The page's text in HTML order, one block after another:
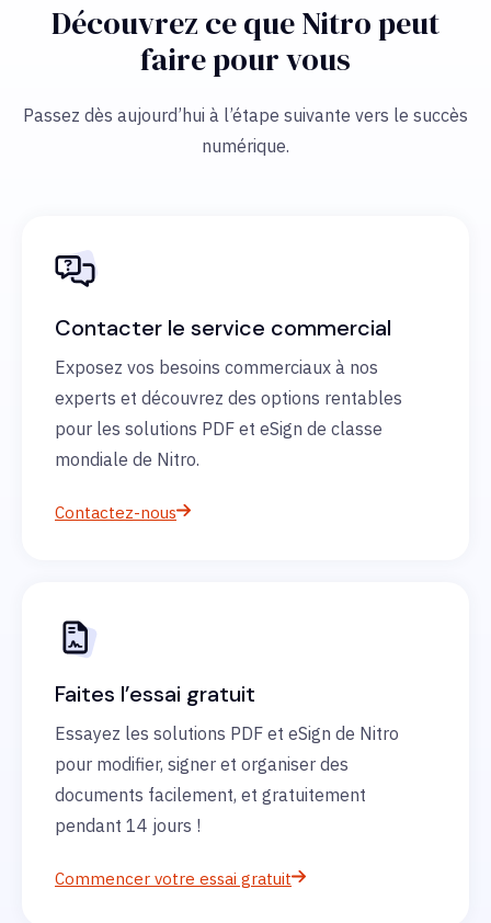
Découvrez ce que Nitro peut
faire pour vous
Passez dès aujourd’hui à l’étape suivante vers le succès
numérique.
Contacter le service commercial
Exposez vos besoins commerciaux à nos
experts et découvrez des options rentables
pour les solutions PDF et eSign de classe
mondiale de Nitro.
Contactez-nous
Faites l’essai gratuit
Essayez les solutions PDF et eSign de Nitro
pour modifier, signer et organiser des
documents facilement, et gratuitement
pendant 14 jours !
Commencer votre essai gratuit